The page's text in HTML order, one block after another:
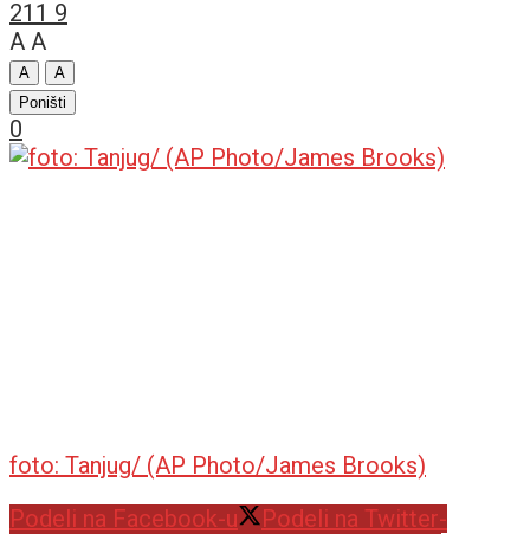
211 9
A A
A
A
Poništi
0
foto: Tanjug/ (AP Photo/James Brooks)
Podeli na Facebook-u
Podeli na Twitter-